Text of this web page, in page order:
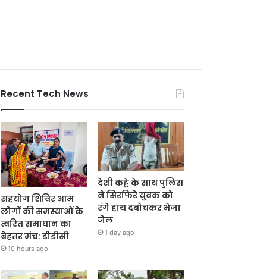
Recent Tech News
सहयोग शिविर आम
लोगों की समस्याओं के
त्वरित समाधान का
बेहतर मंच: डीडीसी
10 hours ago
देशी कट्टे के साथ पुलिस
ने सिरफिरे युवक को
रंगे हाथ दबोचकर भेजा
जेल
1 day ago